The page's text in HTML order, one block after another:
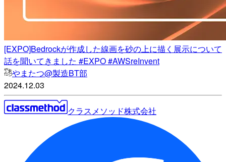
[EXPO]Bedrockが作成した線画を砂の上に描く展示について
話を聞いてきました #EXPO #AWSreInvent
やまたつ@製造BT部
2024.12.03
クラスメソッド株式会社